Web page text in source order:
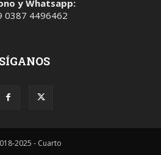
y Whatsapp:
0387 4496462
SÍGANOS
2025 - Cuarto